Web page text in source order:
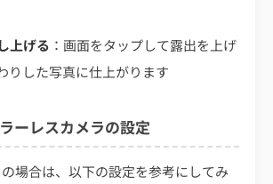
上げる ：画面をタップして露出を上げ
りした写真に仕上がります
ーレスカメラの設定
場合は、以下の設定を参考にしてみ